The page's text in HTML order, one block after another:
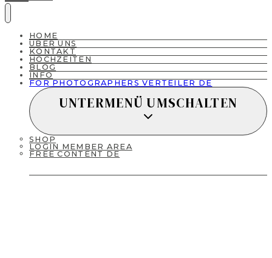
HOME
ÜBER UNS
KONTAKT
HOCHZEITEN
BLOG
INFO
FOR PHOTOGRAPHERS VERTEILER DE
UNTERMENÜ UMSCHALTEN
SHOP
LOGIN MEMBER AREA
FREE CONTENT DE